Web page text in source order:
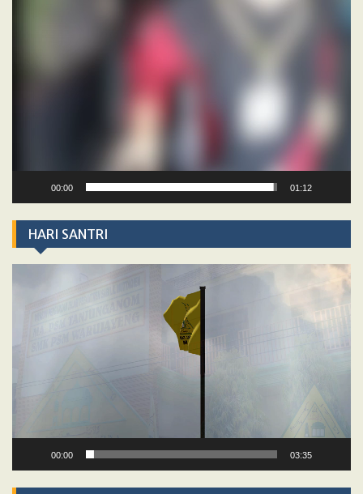
00:00 01:12
HARI SANTRI
00:00 03:35